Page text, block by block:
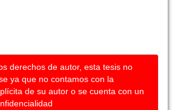
derechos de autor, esta tesis no
ya que no contamos con la
de su autor o se cuenta con un